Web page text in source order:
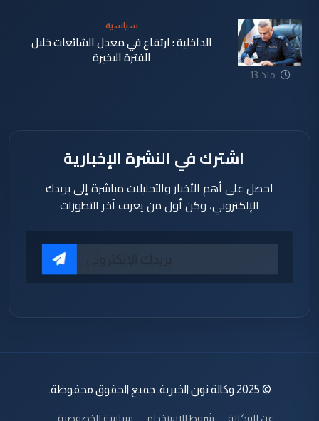
منذ 13
سياسية
الداخلية : ارتفاع في معدل الشائعات خلال
الفترة الاخيرة
اشترك في النشرة الإخبارية
احصل على أهم الأخبار والتحليلات مباشرة إلى بريدك
الإلكتروني، وكن أول من يعرف آخر التطورات
© 2025 وكالة نون الخبرية. جميع الحقوق محفوظة.